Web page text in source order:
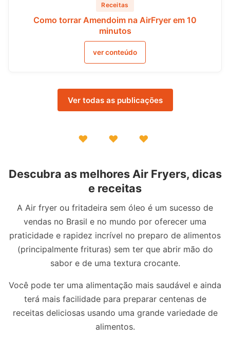
Receitas
Como torrar Amendoim na AirFryer em 10
minutos
ver conteúdo
Ver todas as publicações
♥ ♥ ♥
Descubra as melhores Air Fryers, dicas
e receitas
A Air fryer ou fritadeira sem óleo é um sucesso de
vendas no Brasil e no mundo por oferecer uma
praticidade e rapidez incrível no preparo de alimentos
(principalmente frituras) sem ter que abrir mão do
sabor e de uma textura crocante.
Você pode ter uma alimentação mais saudável e ainda
terá mais facilidade para preparar centenas de
receitas deliciosas usando uma grande variedade de
alimentos.